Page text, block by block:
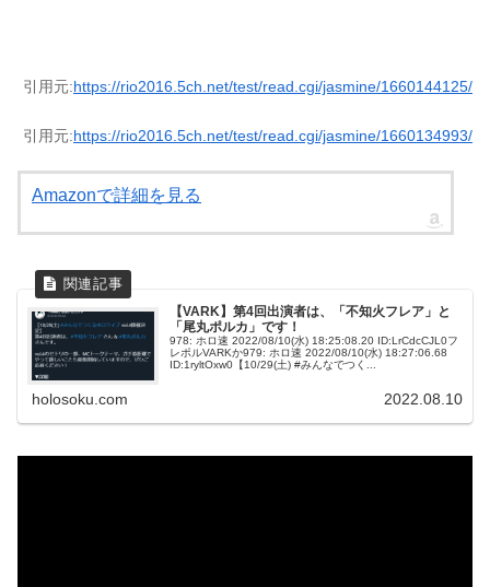
引用元:https://rio2016.5ch.net/test/read.cgi/jasmine/1660144125/
引用元:https://rio2016.5ch.net/test/read.cgi/jasmine/1660134993/
Amazonで詳細を見る
【VARK】第4回出演者は、「不知火フレア」と
「尾丸ポルカ」です！
978: ホロ速 2022/08/10(水) 18:25:08.20 ID:LrCdcCJL0フ
レポルVARKか979: ホロ速 2022/08/10(水) 18:27:06.68
ID:1ryltOxw0【10/29(土) #みんなでつく...
holosoku.com 2022.08.10